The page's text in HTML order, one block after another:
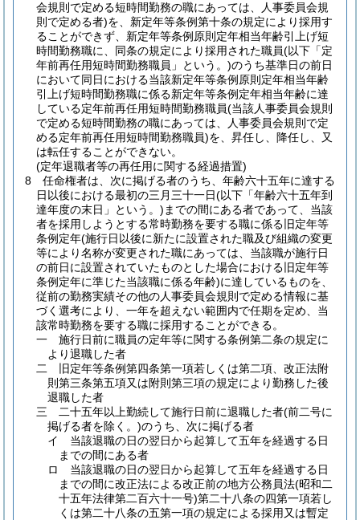
会規則で定める短時間勤務の職にあっては、人事委員会規
則で定める者)を、新定年等条例第十条の規定により採用す
ることができず、新定年等条例原則定年相当年齢引上げ短
時間勤務職に、同条の規定により採用された職員(以下「定
年前再任用短時間勤務職員」という。)のうち基準日の前日
において同日における当該新定年等条例原則定年相当年齢
引上げ短時間勤務職に係る新定年等条例定年相当年齢に達
している定年前再任用短時間勤務職員(当該人事委員会規則
で定める短時間勤務の職にあっては、人事委員会規則で定
める定年前再任用短時間勤務職員)を、昇任し、降任し、又
は転任することができない。
(定年退職者等の再任用に関する経過措置)
8
任命権者は、次に掲げる者のうち、年齢六十五年に達する
日以後における最初の三月三十一日(以下「年齢六十五年到
達年度の末日」という。) までの間にある者であって、当該
者を採用しようとする常時勤務を要する職に係る旧定年等
条例定年(施行日以後に新たに設置された職及び組織の変更
等により名称が変更された職にあっては、当該職が施行日
の前日に設置されていたものとした場合における旧定年等
条例定年に準じた当該職に係る年齢)に達しているものを、
従前の勤務実績その他の人事委員会規則で定める情報に基
づく選考により、一年を超えない範囲内で任期を定め、当
該常時勤務を要する職に採用することができる。
一
施行日前に職員の定年等に関する条例第二条の規定に
より退職した者
二
旧定年等条例第四条第一項若しくは第二項、改正法附
則第三条第五項又は附則第三項の規定により勤務した後
退職した者
三
二十五年以上勤続して施行日前に退職した者(前二号に
掲げる者を除く。)のうち、次に掲げる者
イ
当該退職の日の翌日から起算して五年を経過する日
までの間にある者
ロ
当該退職の日の翌日から起算して五年を経過する日
までの間に改正法による改正前の地方公務員法(昭和二
十五年法律第二百六十一号)第二十八条の四第一項若し
くは第二十八条の五第一項の規定による採用又は暫定